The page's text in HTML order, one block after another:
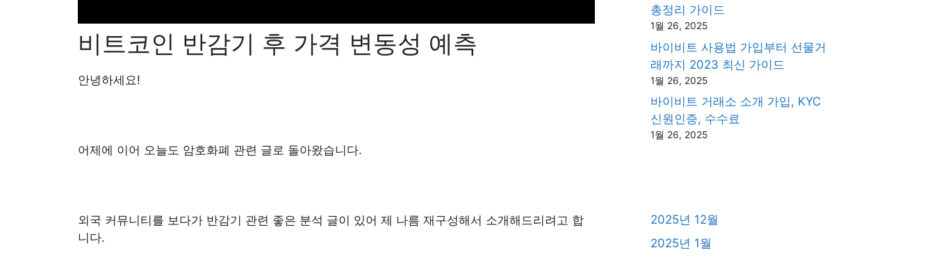
비트코인 반감기 후 가격 변동성 예측
안녕하세요!
어제에 이어 오늘도 암호화폐 관련 글로 돌아왔습니다.
외국 커뮤니티를 보다가 반감기 관련 좋은 분석 글이 있어 제 나름 재구성해서 소개해드리려고 합
니다.
총정리 가이드
1월 26, 2025
바이비트 사용법 가입부터 선물거
래까지 2023 최신 가이드
1월 26, 2025
바이비트 거래소 소개 가입, KYC
신원인증, 수수료
1월 26, 2025
2025년 12월
2025년 1월